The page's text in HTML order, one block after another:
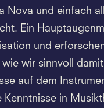
Nova und einfach
Ein
und
wie wir sinnvoll
auf dem
Kenntnisse in